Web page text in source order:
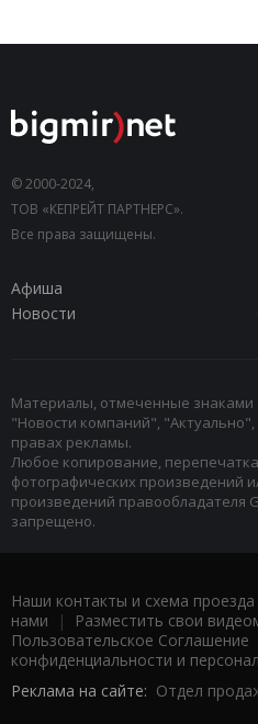
© 2000-2024,
ТОВ «КЕПРЕЙТ ПАРТНЕРС».
Все права защищены.
Афиша
Новости
Материалы, отмеченные знаками
"Новости компаний",
правах рекламы.
Любое копирование,
фотографических произведений
произведений правообладателя
запрещено.
Наши контакты и схема проезда
нами | Разместить свои
Пользовательское Соглашение
конфиденциальности и
Реклама на сайте: Отдел